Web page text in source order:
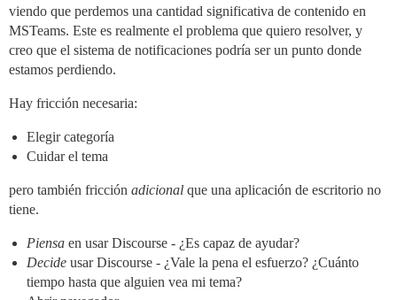
viendo que perdemos una cantidad significativa de contenido en
MSTeams. Este es realmente el problema que quiero resolver, y
creo que el sistema de notificaciones podría ser un punto donde
estamos perdiendo.
Hay fricción necesaria:
Elegir categoría
Cuidar el tema
pero también fricción adicional que una aplicación de escritorio no
tiene.
Piensa en usar Discourse - ¿Es capaz de ayudar?
Decide usar Discourse - ¿Vale la pena el esfuerzo? ¿Cuánto
tiempo hasta que alguien vea mi tema?